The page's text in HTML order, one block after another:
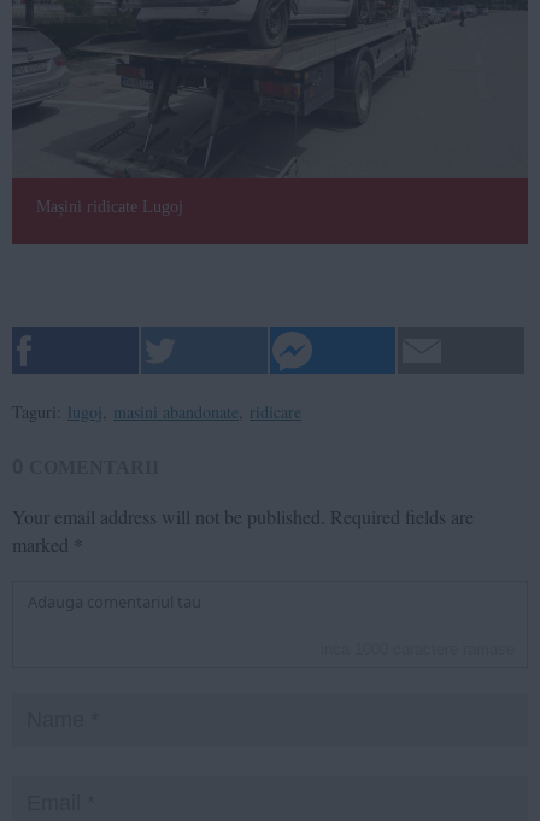
Mașini ridicate Lugoj
Taguri: lugoj, masini abandonate, ridicare
Your email address will not be published. Required fields are
marked *